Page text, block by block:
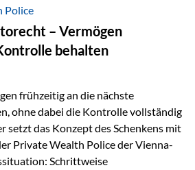
wesentliches Merkmal ist die
weist keine
der Schutz der wirtschaftlichen
ist in der Verfassung verankert.
ist hierbei Artikel 14 der
Darin…
Police
– Vermögen
behalten
frühzeitig an die nächste
ohne dabei die Kontrolle vollständig
setzt das Konzept des Schenkens mit
Private Wealth Police der Vienna-
Schrittweise